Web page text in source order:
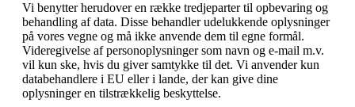
Vi benytter herudover en række tredjeparter til opbevaring og
behandling af data. Disse behandler udelukkende oplysninger
på vores vegne og må ikke anvende dem til egne formål.
Videregivelse af personoplysninger som navn og e-mail m.v.
vil kun ske, hvis du giver samtykke til det. Vi anvender kun
databehandlere i EU eller i lande, der kan give dine
oplysninger en tilstrækkelig beskyttelse.